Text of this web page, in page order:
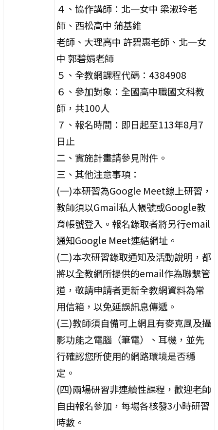
４、協作講師：北一女中 梁淑玲老
師、西松高中 蒲基維
老師、大理高中 許碧惠老師、北一女
中 郭碧娟老師
５、全教網課程代碼：4384908
６、參加對象：全國高中職國文科教
師，共100人
７、報名時間：即日起至113年8月7
日止
二、實施計畫請參見附件。
三、其他注意事項：
(一)本研習為Google Meet線上研習，
教師須以Gmail私人帳號或Google教
育帳號登入。報名錄取者將另行email
通知Google Meet連結網址。
(二)本次研習錄取通知及活動說明，都
將以全教網所提供的email作為聯繫管
道，敬請申請者更新全教網資料為常
用信箱，以免延誤訊息傳遞。
(三)教師須自備可上網且有麥克風及攝
影功能之電腦（筆電）、耳機，並先
行確認您所使用的網路環境是否穩
定。
(四)兩場研習非連續性課程，歡迎老師
自由報名參加，每場各核發3小時研習
時數。